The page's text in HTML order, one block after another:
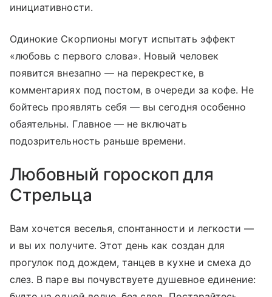
инициативности.
Одинокие Скорпионы могут испытать эффект
«любовь с первого слова». Новый человек
появится внезапно — на перекрестке, в
комментариях под постом, в очереди за кофе. Не
бойтесь проявлять себя — вы сегодня особенно
обаятельны. Главное — не включать
подозрительность раньше времени.
Любовный гороскоп для
Стрельца
Вам хочется веселья, спонтанности и легкости —
и вы их получите. Этот день как создан для
прогулок под дождем, танцев в кухне и смеха до
слез. В паре вы почувствуете душевное единение: